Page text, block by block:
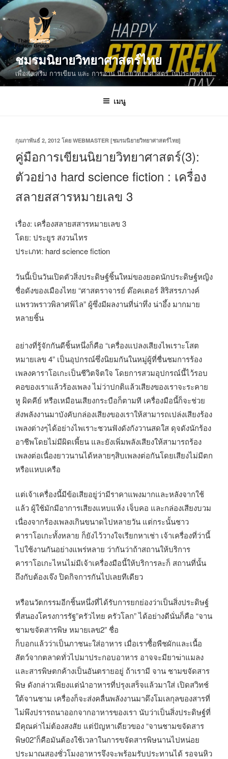
ข้าม
ไป
ยัง
บทความ
ชมรมนิยายวิทยาศาสตร์ไทย
เพื่อส่งเสริม การเขียน และ การอ่าน นิยายวิทยาศาสตร์ ในประเทศไทย
เมนู
เขียน
ที่
กุมภาพันธ์ 2, 2012 โดย WEBMASTER [ชมรมนิยายวิทยาศาสตร์ไทย]
คู่มือการเขียนนิยายวิทยาศาสตร์(3):
ตัวอย่าง hard science fiction : เครื่อง
สลายสสารหมายเลข 3
เรื่อง: เครื่องสลายสสารหมายเลข 3
โดย: ประยูร สงวนไทร
ประเภท: hard science fiction
วันนี้เป็นวันเปิดตัวสิ่งประดิษฐ์ชิ้นใหม่ของยอดนักประดิษฐ์หญิง
ชื่อดังของเมืองไทย “ศาสตราจารย์ ด๊อคเตอร์ สิริสรรภางค์
แพรวพราวพิลาศพิไล” ผู้ซึ่งมีผลงานที่น่าทึ่ง น่าอึ้ง มากมาย
หลายชิ้น
อย่างที่รู้จักกันดีชิ้นหนึ่งก็คือ “เครื่องแปลงเสียงไพเราะโสต
หมายเลข 4” เป็นอุปกรณ์ซึ่งนิยมกันในหมู่ผู้ที่ชื่นชมการร้อง
เพลงคาราโอเกะเป็นชีวิตจิตใจ โดยการสวมอุปกรณ์นี้ไว้รอบ
คอของเราแล้วร้องเพลง ไม่ว่าปกติแล้วเสียงของเราจะระคาย
หู ผิดคีย์ หรือเหมือนเสียงกระบือก็ตามที เครื่องมือนี้ก็จะช่วย
ส่งพลังงานมาบังคับกล่องเสียงของเราให้สามารถเปล่งเสียงร้อง
เพลงต่างๆได้อย่างไพเราะชวนฟังดังกังวานสดใส ดุจดังนักร้อง
อาชีพโดยไม่มีผิดเพี้ยน และยังเพิ่มพลังเสียงให้สามารถร้อง
เพลงต่อเนื่องยาวนานได้หลายๆสิบเพลงต่อกันโดยเสียงไม่มีตก
หรือแหบเครือ
แต่เจ้าเครื่องนี้มีข้อเสียอยู่ว่ามีราคาแพงมากและหลังจากใช้
แล้ว ผู้ใช้มักมีอาการเสียงแหบแห้ง เจ็บคอ และกล่องเสียงบวม
เนื่องจากร้องเพลงเกินขนาดไปหลายวัน แต่กระนั้นชาว
คาราโอเกะทั้งหลาย ก็ยังไว้วางใจเรียกหาเช่า เจ้าเครื่องที่ว่านี้
ไปใช้งานกันอย่างแพร่หลาย ว่ากันว่าถ้าสถานให้บริการ
คาราโอเกะไหนไม่มีเจ้าเครื่องมือนี้ให้บริการละก็ สถานที่นั้น
ถึงกับต้องเจ๊ง ปิดกิจการกันไปเลยทีเดียว
หรือนวัตกรรมอีกชิ้นหนึ่งที่ได้รับการยกย่องว่าเป็นสิ่งประดิษฐ์
ที่สนองโครงการรัฐ”ครัวไทย ครัวโลก” ได้อย่างดีนั่นก็คือ “จาน
ชามขจัดสารพิษ หมายเลข2” ชื่อ
ก็บอกแล้วว่าเป็นภาชนะใส่อาหาร เมื่อเราซื้อพืชผักและเนื้อ
สัตว์จากตลาดทั่วไปมาประกอบอาหาร อาจจะมียาฆ่าแมลง
และสารพิษตกค้างเป็นอันตรายอยู่ ถ้าเรามี จาน ชามขจัดสาร
พิษ ดังกล่าวเพียงแต่นำอาหารที่ปรุงเสร็จแล้วมาใส่ เปิดสวิทช์
ใต้จานชาม เครื่องก็จะส่งคลื่นพลังงานมาดึงโมเลกุลของสารที่
ไม่พึงปรารถนาออกจากอาหารของเรา นับว่าเป็นสิ่งประดิษฐ์ที่
มีคุณค่าไม่ต้องสงสัย แต่ปัญหาเดียวของ “จานชามขจัดสาร
พิษ02”ก็คือมันต้องใช้เวลาในการขจัดสารพิษนานไปหน่อย
ประมาณสองชั่วโมงอาหารจึงจะพร้อมรับประทานได้ รอจนหิว